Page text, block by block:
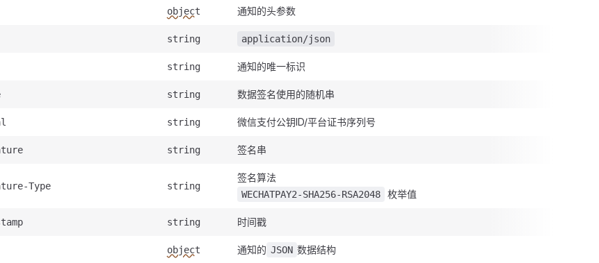
object 通知的头参数
string application/json
string 通知的唯一标识
string 数据签名使用的随机串
string 微信支付公钥ID/平台证书序列号
string 签名串
Type string
签名算法
WECHATPAY2-SHA256-RSA2048 枚举值
string 时间戳
object 通知的 JSON 数据结构